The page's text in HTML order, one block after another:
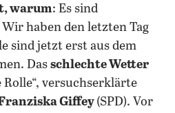
warum: Es sind
haben den letzten Tag
sind jetzt erst aus dem
Das schlechte Wetter
versuchserklärte
Giffey(SPD). Vor